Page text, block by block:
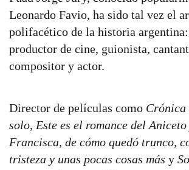
Leonardo Favio, ha sido tal vez el
polifacético de la historia
productor de cine, guionista,
compositor y actor.
Director de películas como Crónica
solo, Este es el romance del
Francisca, de cómo quedó trunco,
tristeza y unas pocas cosas más y